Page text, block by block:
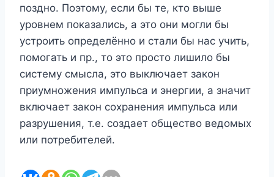
поздно. Поэтому, если бы те, кто выше
уровнем показались, а это они могли бы
устроить определённо и стали бы нас учить,
помогать и пр., то это просто лишило бы
систему смысла, это выключает закон
приумножения импульса и энергии, а значит
включает закон сохранения импульса или
разрушения, т.е. создает общество ведомых
или потребителей.